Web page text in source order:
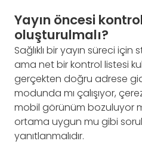
Yayın öncesi
oluşturulmalı?
Sağlıklı bir yayın süreci
ama net bir kontrol listesi
gerçekten doğru adrese
modunda mı çalışıyor,
mobil görünüm bozuluyor
ortama uygun mu gibi
yanıtlanmalıdır.